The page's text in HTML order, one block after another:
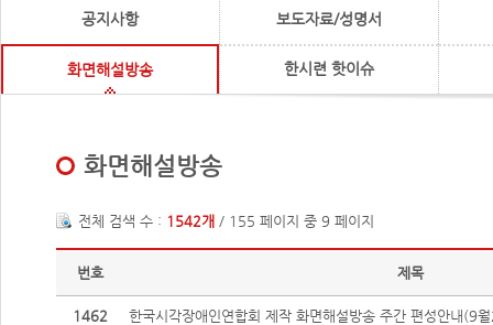
공지사항 보도자료/성명서
화면해설방송 한시련 핫이슈
화면해설방송
전체 검색 수 : 1542개 / 155 페이지 중 9 페이지
번호 제목
1462 한국시각장애인연합회 제작 화면해설방송 주간 편성안내(9